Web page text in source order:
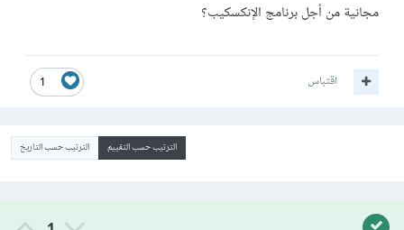
مجانية من أجل برنامج الإنكسكيب؟
1 اقتباس
الترتيب حسب التقييم الترتيب حسب التاريخ